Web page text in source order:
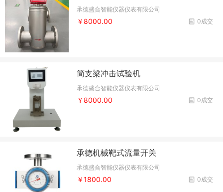
承德盛合智能仪器仪表有限公司
0成交
￥8000.00
简支梁冲击试验机
承德盛合智能仪器仪表有限公司
0成交
￥8000.00
承德机械靶式流量开关
承德盛合智能仪器仪表有限公司
0成交
￥1800.00